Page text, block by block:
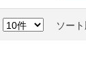
ソー